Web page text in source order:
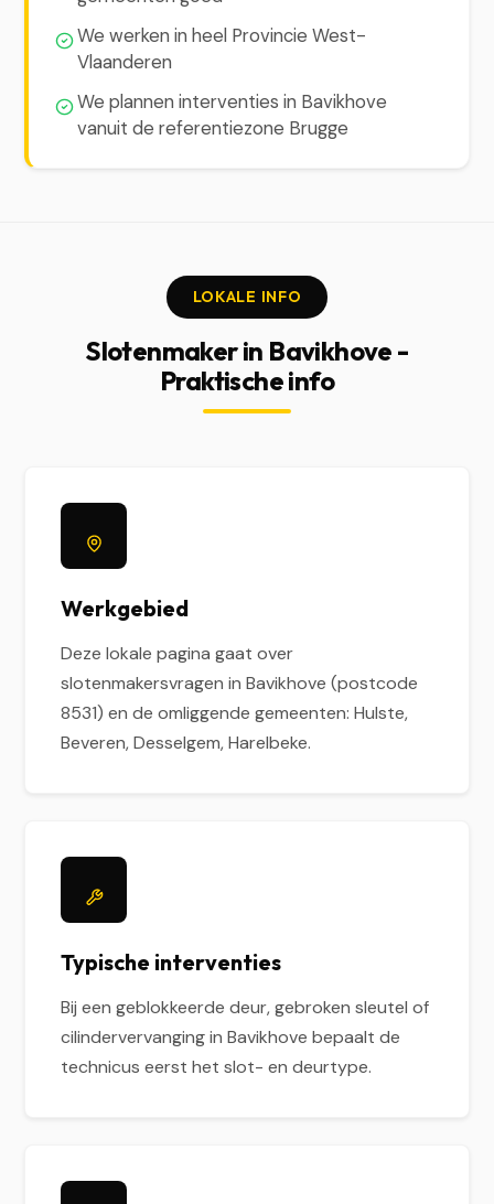
We werken in heel Provincie West-
Vlaanderen
We plannen interventies in Bavikhove
vanuit de referentiezone Brugge
LOKALE INFO
Slotenmaker in Bavikhove -
Praktische info
Werkgebied
Deze lokale pagina gaat over
slotenmakersvragen in Bavikhove (postcode
8531) en de omliggende gemeenten: Hulste,
Beveren, Desselgem, Harelbeke.
Typische interventies
Bij een geblokkeerde deur, gebroken sleutel of
cilindervervanging in Bavikhove bepaalt de
technicus eerst het slot- en deurtype.